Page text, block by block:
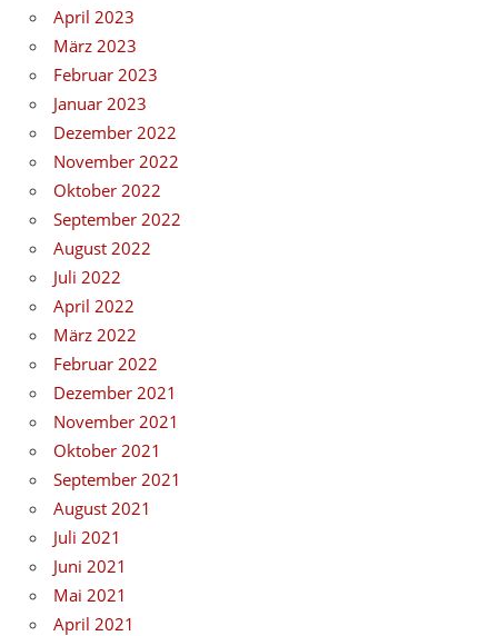
April 2023
März 2023
Februar 2023
Januar 2023
Dezember 2022
November 2022
Oktober 2022
September 2022
August 2022
Juli 2022
April 2022
März 2022
Februar 2022
Dezember 2021
November 2021
Oktober 2021
September 2021
August 2021
Juli 2021
Juni 2021
Mai 2021
April 2021